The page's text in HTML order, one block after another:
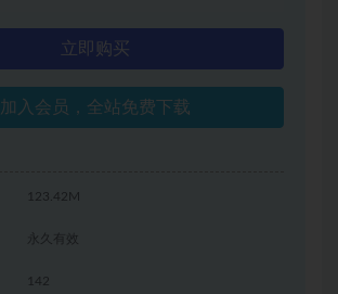
立即购买
加入会员，全站免费下载
123.42M
永久有效
142